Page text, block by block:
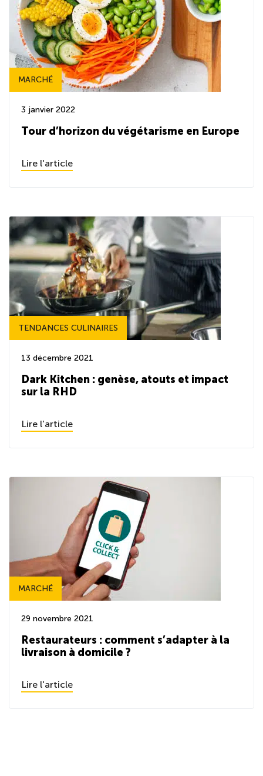
MARCHÉ
3 janvier 2022
Tour d’horizon du végétarisme en Europe
Lire l'article
TENDANCES CULINAIRES
13 décembre 2021
Dark Kitchen : genèse, atouts et impact
sur la RHD
Lire l'article
MARCHÉ
29 novembre 2021
Restaurateurs : comment s’adapter à la
livraison à domicile ?
Lire l'article